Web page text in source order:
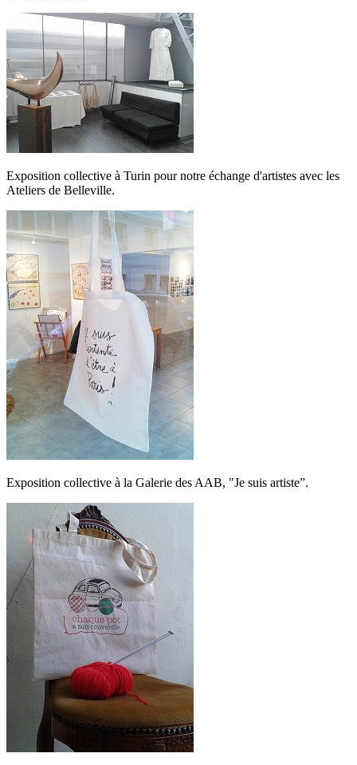
Exposition collective à Turin pour notre échange d'artistes avec les
Ateliers de Belleville.
Exposition collective à la Galerie des AAB, "Je suis artiste”.